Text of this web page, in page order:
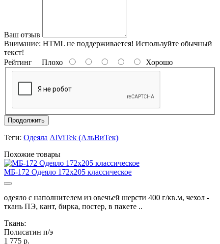
Ваш отзыв
Внимание: HTML не поддерживается! Используйте обычный
текст!
Рейтинг Плохо Хорошо
Продолжить
Теги: Одеяла AlViTek (АльВиТек)
Похожие товары
МБ-172 Одеяло 172х205 классическое
одеяло с наполнителем из овечьей шерсти 400 г/кв.м, чехол -
ткань ПЭ, кант, бирка, постер, в пакете ..
Ткань:
Полисатин п/э
1 775 р.